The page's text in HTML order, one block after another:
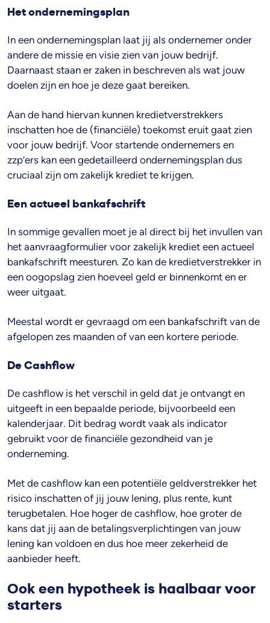
Het ondernemingsplan
In een ondernemingsplan laat jij als ondernemer onder
andere de missie en visie zien van jouw bedrijf.
Daarnaast staan er zaken in beschreven als wat jouw
doelen zijn en hoe je deze gaat bereiken.
Aan de hand hiervan kunnen kredietverstrekkers
inschatten hoe de (financiële) toekomst eruit gaat zien
voor jouw bedrijf. Voor startende ondernemers en
zzp’ers kan een gedetailleerd ondernemingsplan dus
cruciaal zijn om zakelijk krediet te krijgen.
Een actueel bankafschrift
In sommige gevallen moet je al direct bij het invullen van
het aanvraagformulier voor zakelijk krediet een actueel
bankafschrift meesturen. Zo kan de kredietverstrekker in
een oogopslag zien hoeveel geld er binnenkomt en er
weer uitgaat.
Meestal wordt er gevraagd om een bankafschrift van de
afgelopen zes maanden of van een kortere periode.
De Cashflow
De cashflow is het verschil in geld dat je ontvangt en
uitgeeft in een bepaalde periode, bijvoorbeeld een
kalenderjaar. Dit bedrag wordt vaak als indicator
gebruikt voor de financiële gezondheid van je
onderneming.
Met de cashflow kan een potentiële geldverstrekker het
risico inschatten of jij jouw lening, plus rente, kunt
terugbetalen. Hoe hoger de cashflow, hoe groter de
kans dat jij aan de betalingsverplichtingen van jouw
lening kan voldoen en dus hoe meer zekerheid de
aanbieder heeft.
Ook een hypotheek is haalbaar voor
starters